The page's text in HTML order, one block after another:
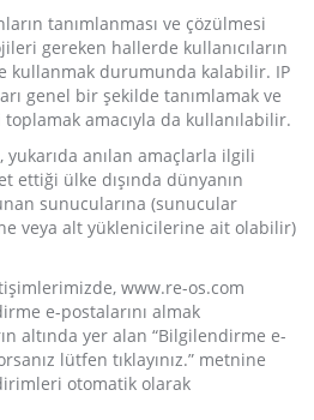
tanımlanması ve çözülmesi
gereken hallerde kullanıcıların
kullanmak durumunda kalabilir. IP
genel bir şekilde tanımlamak ve
amacıyla da kullanılabilir.
yukarıda anılan amaçlarla ilgili
ettiği ülke dışında dünyanın
sunucularına (sunucular
veya alt yüklenicilerine ait olabilir)
www.re-os.com
e-postalarını almak
altında yer alan “Bilgilendirme e-
lütfen tıklayınız.” metnine
otomatik olarak